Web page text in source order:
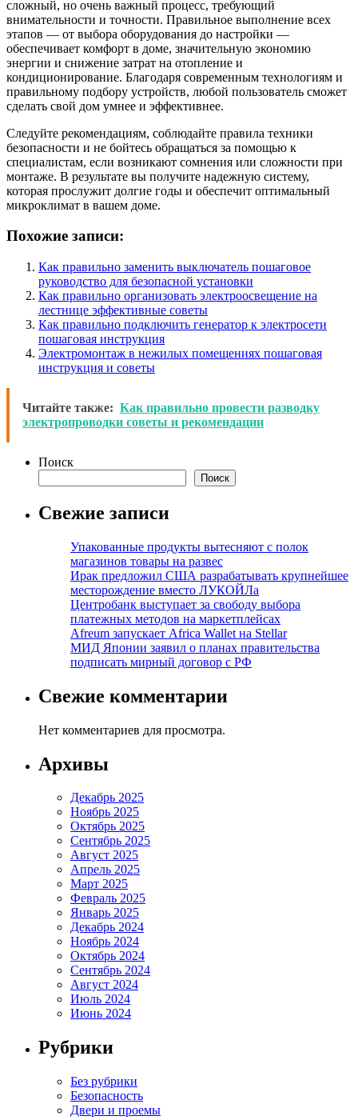
сложный, но очень важный процесс, требующий
внимательности и точности. Правильное выполнение всех
этапов — от выбора оборудования до настройки —
обеспечивает комфорт в доме, значительную экономию
энергии и снижение затрат на отопление и
кондиционирование. Благодаря современным технологиям и
правильному подбору устройств, любой пользователь сможет
сделать свой дом умнее и эффективнее.
Следуйте рекомендациям, соблюдайте правила техники
безопасности и не бойтесь обращаться за помощью к
специалистам, если возникают сомнения или сложности при
монтаже. В результате вы получите надежную систему,
которая прослужит долгие годы и обеспечит оптимальный
микроклимат в вашем доме.
Похожие записи:
Как правильно заменить выключатель пошаговое
руководство для безопасной установки
Как правильно организовать электроосвещение на
лестнице эффективные советы
Как правильно подключить генератор к электросети
пошаговая инструкция
Электромонтаж в нежилых помещениях пошаговая
инструкция и советы
Читайте также: Как правильно провести разводку
электропроводки советы и рекомендации
Поиск
Поиск
Свежие записи
Упакованные продукты вытесняют с полок
магазинов товары на развес
Ирак предложил США разрабатывать крупнейшее
месторождение вместо ЛУКОЙЛа
Центробанк выступает за свободу выбора
платежных методов на маркетплейсах
Afreum запускает Africa Wallet на Stellar
МИД Японии заявил о планах правительства
подписать мирный договор с РФ
Свежие комментарии
Нет комментариев для просмотра.
Архивы
Декабрь 2025
Ноябрь 2025
Октябрь 2025
Сентябрь 2025
Август 2025
Апрель 2025
Март 2025
Февраль 2025
Январь 2025
Декабрь 2024
Ноябрь 2024
Октябрь 2024
Сентябрь 2024
Август 2024
Июль 2024
Июнь 2024
Рубрики
Без рубрики
Безопасность
Двери и проемы